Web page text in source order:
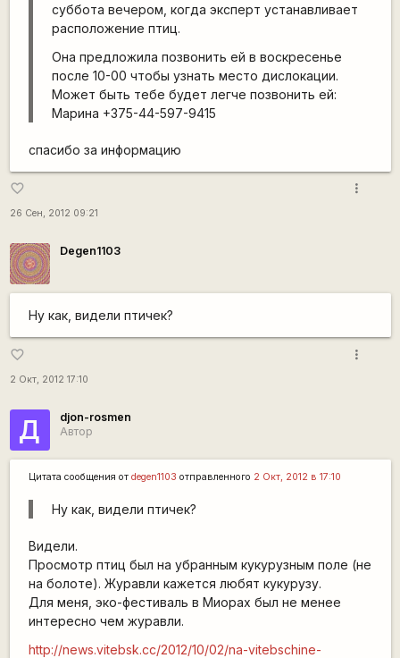
суббота вечером, когда эксперт устанавливает
расположение птиц.
Она предложила позвонить ей в воскресенье
после 10-00 чтобы узнать место дислокации.
Может быть тебе будет легче позвонить ей:
Марина +375-44-597-9415
спасибо за информацию
favorite_border
26 Сен, 2012 09:21
more_vert
Degen1103
Ну как, видели птичек?
favorite_border
2 Окт, 2012 17:10
more_vert
Д
djon-rosmen
Автор
Цитата сообщения от degen1103 отправленного 2 Окт, 2012 в 17:10
Ну как, видели птичек?
Видели.
Просмотр птиц был на убранным кукурузным поле (не
на болоте). Журавли кажется любят кукурузу.
Для меня, эко-фестиваль в Миорах был не менее
интересно чем журавли.
http://news.vitebsk.cc/2012/10/02/na-vitebschine-